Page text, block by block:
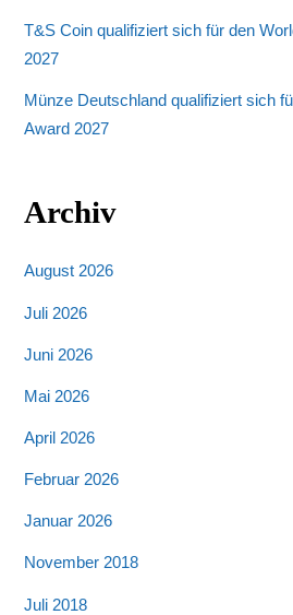
T&S Coin qualifiziert sich für den
2027
Münze Deutschland qualifiziert sich
Award 2027
Archiv
August 2026
Juli 2026
Juni 2026
Mai 2026
April 2026
Februar 2026
Januar 2026
November 2018
Juli 2018